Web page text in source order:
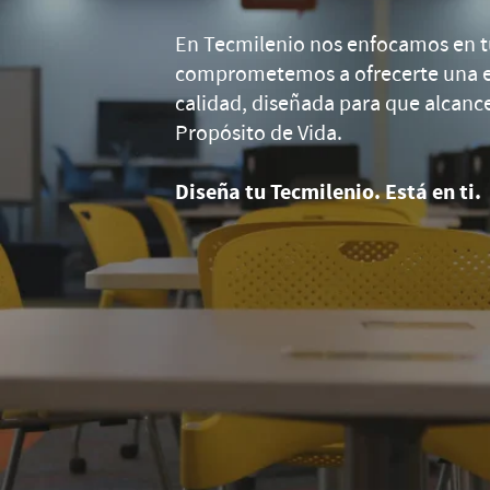
En Tecmilenio nos enfocamos en
comprometemos a ofrecerte una
calidad, diseñada para que
Propósito de Vida.
Diseña tu Tecmilenio. Está en ti.